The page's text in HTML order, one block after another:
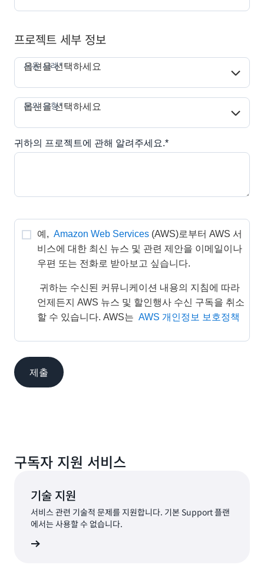
프로젝트 세부 정보
사용 사례*
옵션을 선택하세요
문의 유형*
옵션을 선택하세요
귀하의 프로젝트에 관해 알려주세요.*
예, Amazon Web Services (AWS)로부터 AWS 서
비스에 대한 최신 뉴스 및 관련 제안을 이메일이나
우편 또는 전화로 받아보고 싶습니다.
언제든지 AWS 뉴스 및 할인행사 수신 구독을 취소
할 수 있습니다. AWS는 AWS 개인정보 보호정책
제출
구독자 지원 서비스
기술 지원
서비스 관련 기술적 문제를 지원합니다. 기본 Support 플랜
에서는 사용할 수 없습니다.